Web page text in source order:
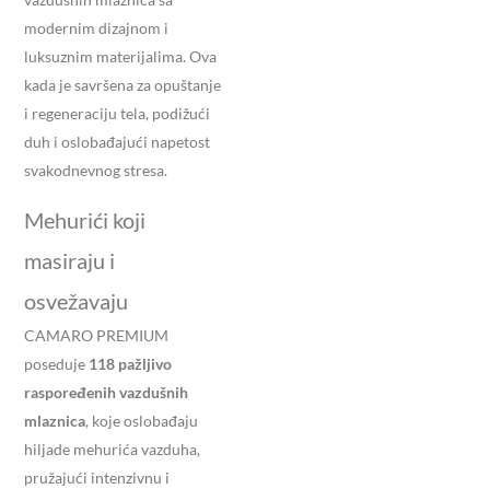
modernim dizajnom i
luksuznim materijalima. Ova
kada je savršena za opuštanje
i regeneraciju tela, podižući
duh i oslobađajući napetost
svakodnevnog stresa.
Mehurići koji
masiraju i
osvežavaju
CAMARO PREMIUM
poseduje 118 pažljivo
raspoređenih vazdušnih
mlaznica, koje oslobađaju
hiljade mehurića vazduha,
pružajući intenzivnu i